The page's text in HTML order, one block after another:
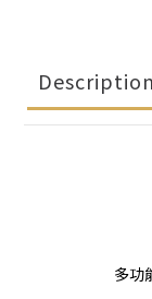
Description
多功